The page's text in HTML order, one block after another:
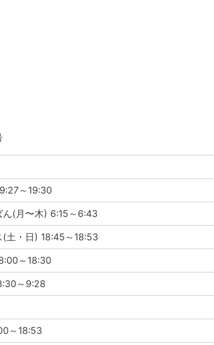
～19:30
ん(月〜木) 6:15～6:43
土・日) 18:45～18:53
～18:30
～9:28
～18:53